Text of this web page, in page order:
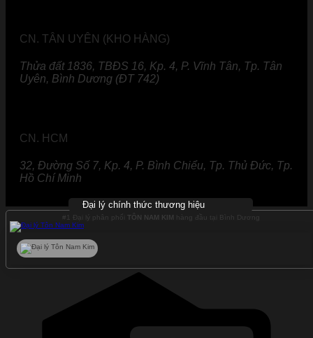
CN. TÂN UYÊN (KHO HÀNG)
Thửa đất 1836, TBĐS 16, Kp. 4, P. Vĩnh Tân, Tp. Tân
Uyên, Bình Dương (ĐT 742)
CN. HCM
32, Đường Số 7, Kp. 4, P. Bình Chiểu, Tp. Thủ Đức, Tp.
Hồ Chí Minh
Đại lý chính thức thương hiệu
#1 Đại lý phân phối TÔN NAM KIM hàng đầu tại Bình Dương